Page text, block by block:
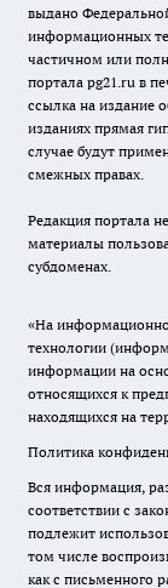
выдано
информационных
частичном или
портала pg21.ru в
ссылка на издание
изданиях прямая
случае будут
смежных правах.
Редакция портала
материалы
субдоменах.
«На
технологии
информации на
относящихся к
находящихся на
Политика
Вся информация,
соответствии с
подлежит
том числе
как с письменного